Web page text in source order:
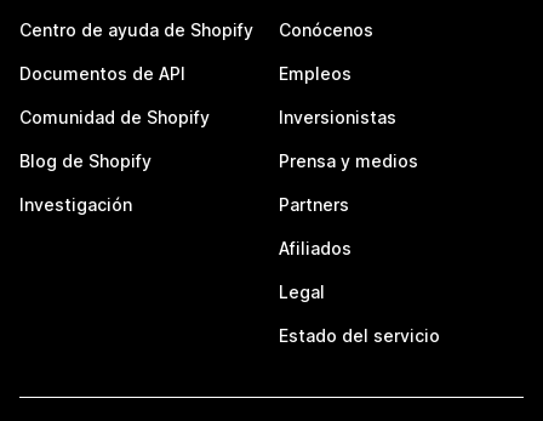
Centro de ayuda de Shopify
Documentos de API
Comunidad de Shopify
Blog de Shopify
Investigación
Conócenos
Empleos
Inversionistas
Prensa y medios
Partners
Afiliados
Legal
Estado del servicio